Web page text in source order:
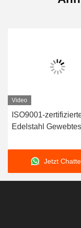
Video
ISO9001-
Edelstahl Gewebtes
Mikron
für Wasseröl Sieb
Jetzt